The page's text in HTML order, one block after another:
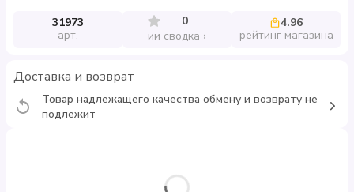
31973
арт.
0
ии сводка
4.96
рейтинг магазина
Доставка и возврат
Товар надлежащего качества обмену и возврату не
подлежит